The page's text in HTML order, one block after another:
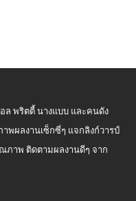
ล พริตตี้ นางแบบ และคนดัง
พผลงานเซ็กซี่ๆ แจกลิงก์วารป์
ภาพ ติดตามผลงานดีๆ จาก